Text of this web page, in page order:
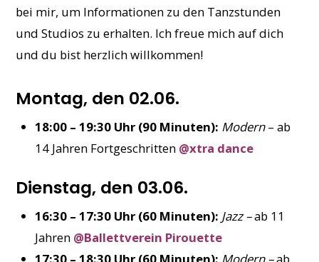
bei mir, um Informationen zu den Tanzstunden
und Studios zu erhalten. Ich freue mich auf dich
und du bist herzlich willkommen!
Montag, den 02.06.
18:00 – 19:30 Uhr (90 Minuten): Modern– ab
14 Jahren Fortgeschritten @xtra dance
Dienstag, den 03.06.
16:30 – 17:30 Uhr (60 Minuten): Jazz –ab 11
Jahren @Ballettverein Pirouette